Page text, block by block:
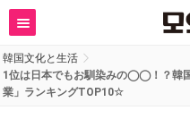
韓国文化と生活
1位は日本でもお馴染みの◯◯！？韓
業」ランキングTOP10☆